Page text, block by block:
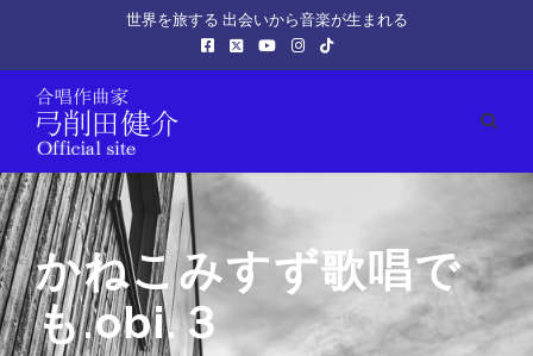
世界を旅する 出会いから音楽が生まれる
かねこみすず歌唱で
も.obi.３